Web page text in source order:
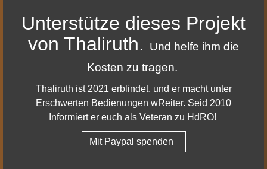
Eisen hart und Eisen kalt.
das letzte mit einem Mithrilsiegel davor.
Die Runenzauber schützen es allweil.
Sie zu brechen bringt großes Unheil.
So lautet er, der Rat,
von Eisen hart und Eisen kalt.
Unterstütze dieses Projekt
von Thaliruth.
Und helfe ihm die
Kosten zu tragen.
Thaliruth ist 2021 erblindet, und er macht unter
Erschwerten Bedienungen wReiter. Seid 2010
Informiert er euch als Veteran zu HdRO!
Mit Paypal spenden